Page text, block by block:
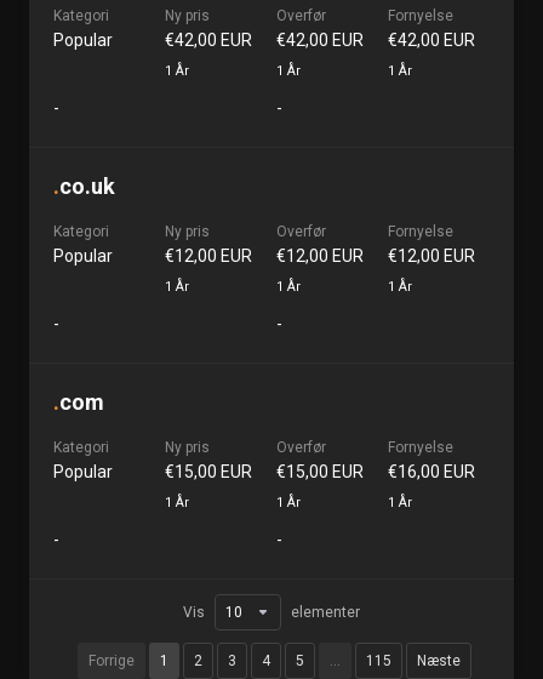
Kategori
Popular
Ny pris
€42,00 EUR
1 År
Overfør
€42,00 EUR
1 År
Fornyelse
€42,00 EUR
1 År
- -
.co.uk
Kategori
Popular
Ny pris
€12,00 EUR
1 År
Overfør
€12,00 EUR
1 År
Fornyelse
€12,00 EUR
1 År
- -
.com
Kategori
Popular
Ny pris
€15,00 EUR
1 År
Overfør
€15,00 EUR
1 År
Fornyelse
€16,00 EUR
1 År
- -
Forrige 1 2 3 4 5 … 115 Næste
Vis elementer